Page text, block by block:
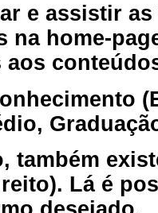
e assistir
na home-
aos
também
Lá é